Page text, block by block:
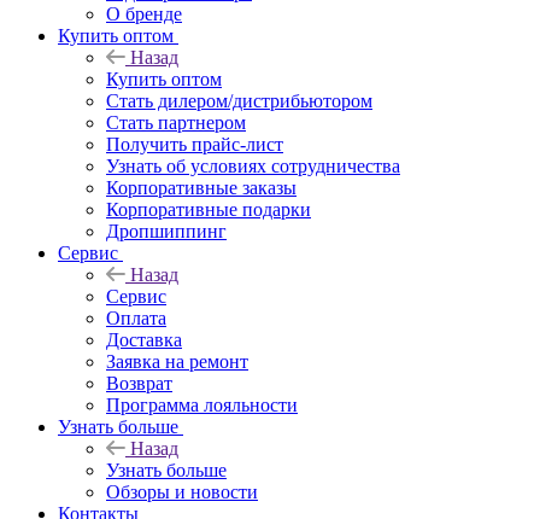
О бренде
Купить оптом
Назад
Купить оптом
Стать дилером/дистрибьютором
Стать партнером
Получить прайс-лист
Узнать об условиях сотрудничества
Корпоративные заказы
Корпоративные подарки
Дропшиппинг
Сервис
Назад
Сервис
Оплата
Доставка
Заявка на ремонт
Возврат
Программа лояльности
Узнать больше
Назад
Узнать больше
Обзоры и новости
Контакты